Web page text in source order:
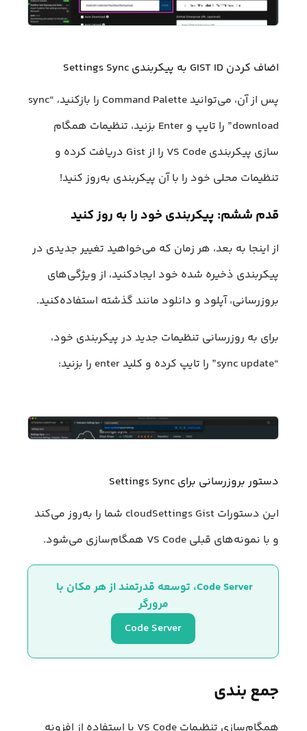
اضاف کردن GIST ID به پیکربندی Settings Sync
پس از آن، می‌توانید Command Palette را باز‌کنید، “sync
download” را تایپ و Enter بزنید، تنظیمات همگام
سازی پیکربندی VS Code را از Gist دریافت کرده و
تنظیمات محلی خود را با آن پیکربندی به‌روز کنید!
قدم ششم: پیکربندی خود را به روز کنید
از اینجا به بعد، هر زمان که می‌خواهید تغییر جدیدی در
پیکربندی ذخیره شده خود ایجاد‌کنید، از ویژگی‌های
بروزرسانی، آپلود و دانلود مانند گذشته استفاده‌کنید.
برای به روزرسانی تنظیمات جدید در پیکربندی خود،
“sync update” را تایپ کرده و کلید enter را بزنید:
دستور بروزرسانی برای Settings Sync
این دستورات cloudSettings Gist شما را به‌روز می‌کند
و با نمونه‌های قبلی VS Code همگام‌سازی می‌شود.
Code Server، توسعه قدرتمند از هر مکان با
مرورگر
Code Server
جمع بندی